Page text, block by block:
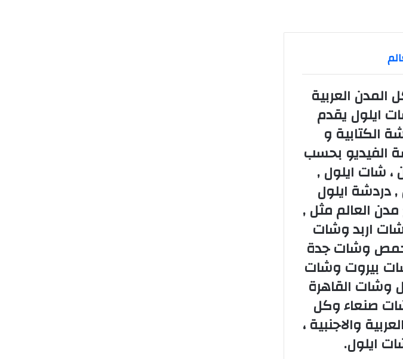
المدن العربية
ايلول يقدم
الكتابية و
الفيديو بحسب
، شات ايلول ,
دردشة ايلول
العالم مثل ,
اربد وشات
وشات جدة
بيروت وشات
وشات القاهرة
صنعاء وكل
والاجنبية ،
ايلول.